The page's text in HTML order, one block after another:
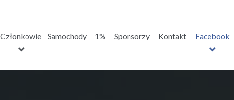
Członkowie Samochody 1% Sponsorzy Kontakt Facebook